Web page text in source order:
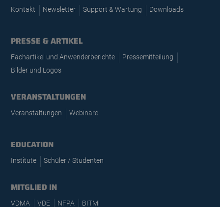
Kontakt Newsletter Support & Wartung Downloads
PRESSE & ARTIKEL
Fachartikel und Anwenderberichte
Pressemitteilung
Bilder und Logos
VERANSTALTUNGEN
Veranstaltungen Webinare
EDUCATION
Institute Schüler / Studenten
MITGLIED IN
VDMA VDE NFPA BITMi